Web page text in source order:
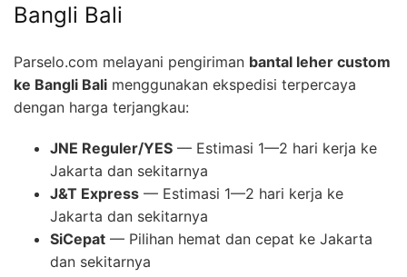
Bangli Bali
Parselo.com melayani pengiriman bantal leher custom
ke Bangli Bali menggunakan ekspedisi terpercaya
dengan harga terjangkau:
JNE Reguler/YES — Estimasi 1—2 hari kerja ke
Jakarta dan sekitarnya
J&T Express — Estimasi 1—2 hari kerja ke
Jakarta dan sekitarnya
SiCepat — Pilihan hemat dan cepat ke Jakarta
dan sekitarnya